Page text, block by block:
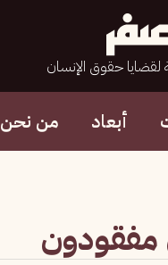
لقضايا حقوق الإنسان
أبعاد من نحن
مفقودون